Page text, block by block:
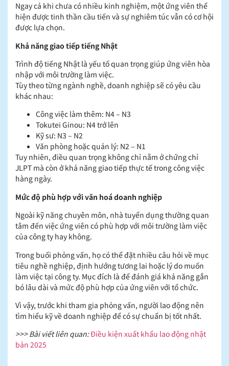
Ngay cả khi chưa có nhiều kinh nghiệm, một ứng viên thể
hiện được tinh thần cầu tiến và sự nghiêm túc vẫn có cơ hội
được lựa chọn.
Khả năng giao tiếp tiếng Nhật
Trình độ tiếng Nhật là yếu tố quan trọng giúp ứng viên hòa
nhập với môi trường làm việc.
Tùy theo từng ngành nghề, doanh nghiệp sẽ có yêu cầu
khác nhau:
Công việc làm thêm: N4 – N3
Tokutei Ginou: N4 trở lên
Kỹ sư: N3 – N2
Văn phòng hoặc quản lý: N2 – N1
Tuy nhiên, điều quan trọng không chỉ nằm ở chứng chỉ
JLPT mà còn ở khả năng giao tiếp thực tế trong công việc
hàng ngày.
Mức độ phù hợp với văn hoá doanh nghiệp
Ngoài kỹ năng chuyên môn, nhà tuyển dụng thường quan
tâm đến việc ứng viên có phù hợp với môi trường làm việc
của công ty hay không.
Trong buổi phỏng vấn, họ có thể đặt nhiều câu hỏi về mục
tiêu nghề nghiệp, định hướng tương lai hoặc lý do muốn
làm việc tại công ty. Mục đích là để đánh giá khả năng gắn
bó lâu dài và mức độ phù hợp của ứng viên với tổ chức.
Vì vậy, trước khi tham gia phỏng vấn, người lao động nên
tìm hiểu kỹ về doanh nghiệp để có sự chuẩn bị tốt nhất.
>>> Bài viết liên quan:Điều kiện xuất khẩu lao động nhật
bản 2025